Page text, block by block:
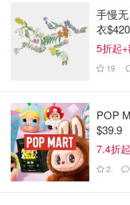
图片来
不是入侵者？
Bunch又多次让李某放
他将向她开枪。
"把枪（警员口误，应
手慢
衣
5折起
19
POP
$39.9
7.4折
2